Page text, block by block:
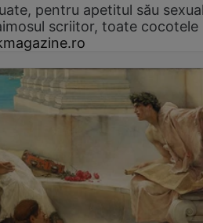
pentru apetitul său
scriitor, toate cocotele